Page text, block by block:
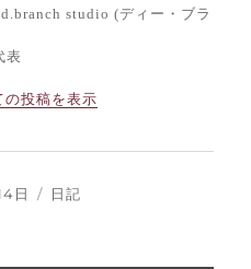
studio (ディー・ブラ
表
の投稿を表示
日
カ
日記